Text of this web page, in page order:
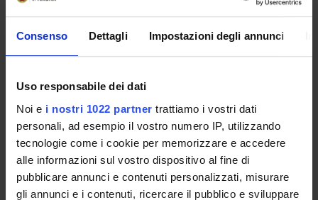
Consenso Dettagli Impostazioni degli annunci
Uso responsabile dei dati
Noi e i nostri 1022 partner trattiamo i vostri dati
personali, ad esempio il vostro numero IP, utilizzando
tecnologie come i cookie per memorizzare e accedere
alle informazioni sul vostro dispositivo al fine di
pubblicare annunci e contenuti personalizzati, misurare
gli annunci e i contenuti, ricercare il pubblico e sviluppare
poster (jpeg, it, 14806 KB, 10/02/26)
Programme Director
Dario Calomino
Department
Cultures and Civilizations